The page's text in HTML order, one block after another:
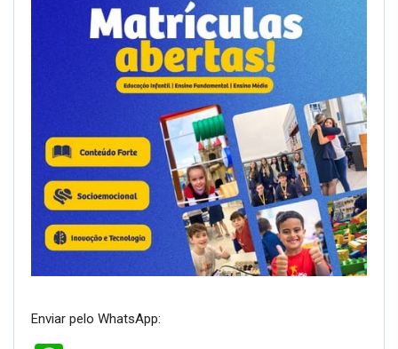
Enviar pelo WhatsApp: